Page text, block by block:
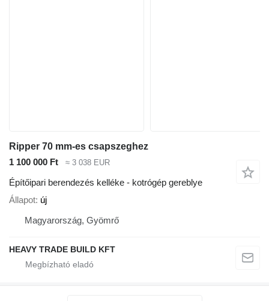
Ripper 70 mm-es csapszeghez
1 100 000 Ft
≈ 3 038 EUR
Építőipari berendezés kelléke - kotrógép gereblye
Állapot új
Magyarország, Gyömrő
HEAVY TRADE BUILD KFT